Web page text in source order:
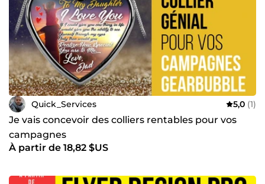
Quick_Services 5,0 (1)
Je vais concevoir des colliers rentables pour vos
campagnes
À partir de 18,82 $US